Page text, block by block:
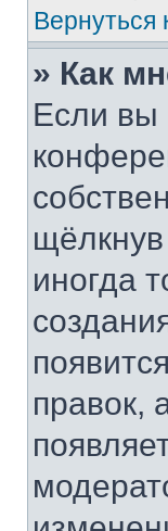
Вернуться
» Как
Если вы
щёлкнув
иногда
правок,